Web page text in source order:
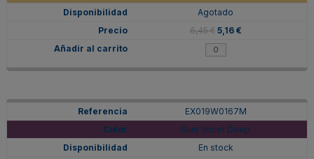
Agotado
6,45 € 5,16 €
EX019W0167M
Blue Violet Deep
En stock